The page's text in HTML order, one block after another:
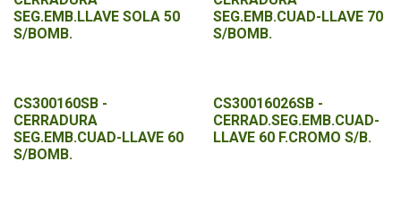
SEG.EMB.LLAVE SOLA 50
S/BOMB.
SEG.EMB.CUAD-LLAVE 70
S/BOMB.
CS300160SB -
CERRADURA
SEG.EMB.CUAD-LLAVE 60
S/BOMB.
CS30016026SB -
CERRAD.SEG.EMB.CUAD-
LLAVE 60 F.CROMO S/B.